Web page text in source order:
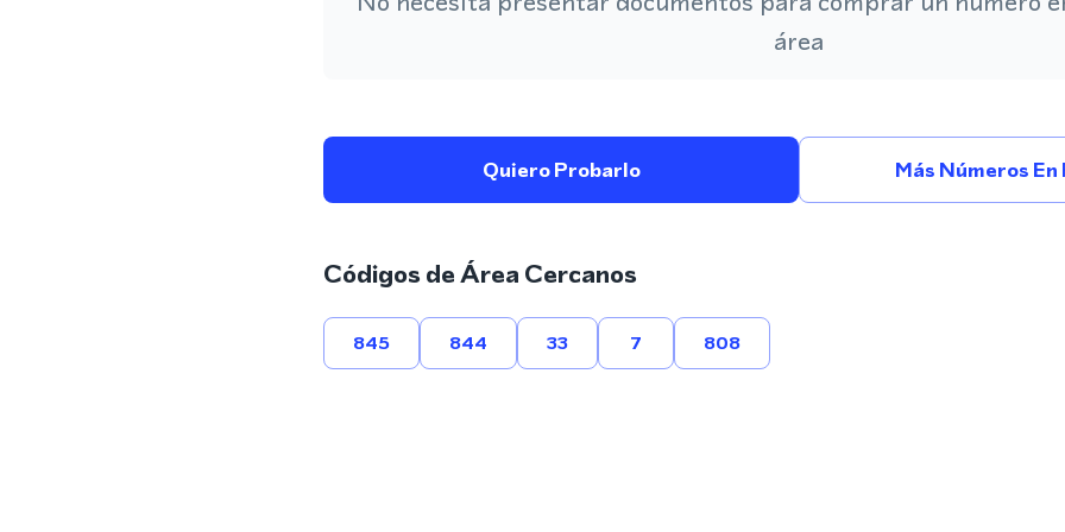
área
Quiero Probarlo Más Números
Códigos de Área Cercanos
845 844 33 7 808